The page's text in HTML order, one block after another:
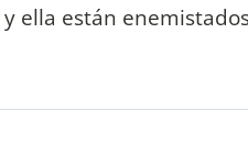
y ella están